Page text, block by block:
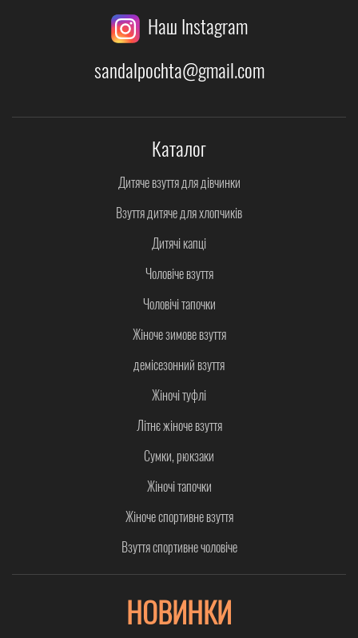
Наш Instagram
sandalpochta@gmail.com
Каталог
Дитяче взуття для дівчинки
Взуття дитяче для хлопчиків
Дитячі капці
Чоловіче взуття
Чоловічі тапочки
Жіноче зимове взуття
демісезонний взуття
Жіночі туфлі
Літнє жіноче взуття
Сумки, рюкзаки
Жіночі тапочки
Жіноче спортивне взуття
Взуття спортивне чоловіче
НОВИНКИ